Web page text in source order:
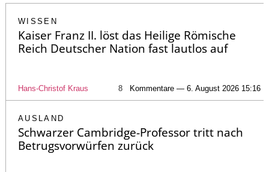
WISSEN
Kaiser Franz II. löst das Heilige Römische
Reich Deutscher Nation fast lautlos auf
Hans-Christof Kraus 8 Kommentare — 6. August 2026 15:16
AUSLAND
Schwarzer Cambridge-Professor tritt nach
Betrugsvorwürfen zurück